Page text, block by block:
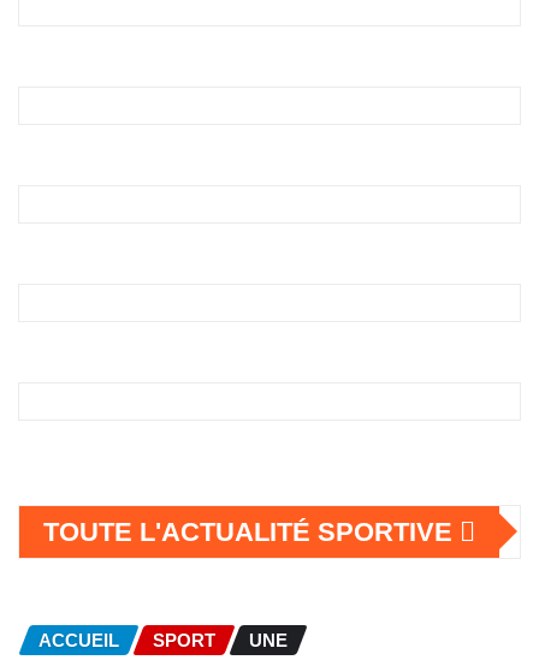
TOUTE L'ACTUALITÉ SPORTIVE
ACCUEIL SPORT UNE